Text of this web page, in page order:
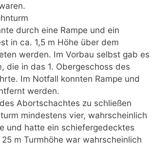
durch eine Rampe und ein
in ca. 1,5 m Höhe über dem
werden. Im Vorbau selbst gab es
die in das 1. Obergeschoss des
Im Notfall konnten Rampe und
werden.
Abortschachtes zu schließen
mindestens vier, wahrscheinlich
und hatte ein schiefergedecktes
m Turmhöhe war wahrscheinlich